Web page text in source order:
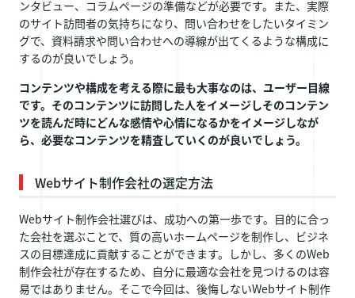
ンタビュー、コラムページの準備などが必要です。また、実際
のサイト訪問者の気持ちになり、問い合わせをしたいタイミン
グで、資料請求や問い合わせへの導線が出てくるような構成に
するのが良いでしょう。
コンテンツや構成を考える際に最も大事なのは、ユーザー目線
です。そのコンテンツに訪問した人をイメージしそのコンテン
ツを読んだ時にどんな感情や心情になるかをイメージしなが
ら、必要なコンテンツを精査していくのが良いでしょう。
Webサイト制作会社の選定方法
Webサイト制作会社選びは、成功への第一歩です。目的に合っ
た会社を選ぶことで、質の高いホームページを制作し、ビジネ
スの目標達成に貢献することができます。しかし、多くのWeb
制作会社が存在するため、自分に最適な会社を見つけるのは容
易ではありません。そこで今回は、後悔しないWebサイト制作